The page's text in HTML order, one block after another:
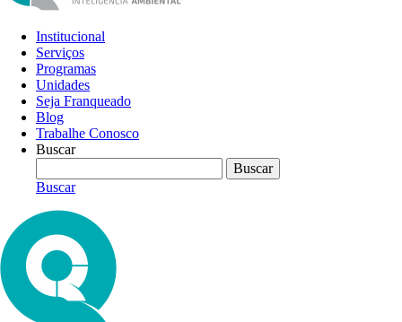
Institucional
Serviços
Programas
Unidades
Seja Franqueado
Blog
Trabalhe Conosco
Buscar
Buscar